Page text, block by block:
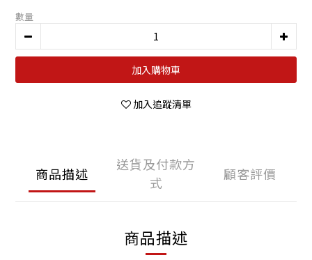
數量
加入購物車
加入追蹤清單
商品描述
送貨及付款方
式
顧客評價
商品描述